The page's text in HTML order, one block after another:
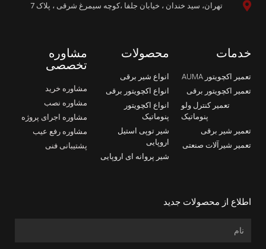
تهران، سید خندان ، خیابان جلفا ،کوچه سیمرغ شرقی ، پلاک 7
خدمات
تعمیر اکچویتور AUMA
تعمیر اکچویتور برقی
تعمیر کنترل ولو
پنوماتیک
تعمیر شیر برقی
تعمیر شیرآلات صنعتی
محصولات
انواع شیر برقی
انواع اکچویتور برقی
انواع اکچویتور
پنوماتیک
شیر توپی استیل
اروپایی
شیر پروانه ای اروپایی
مشاوره
تخصصی
مشاوره خرید
مشاوره نصب
مشاوره اجرای پروژه
مشاوره رفع عیب
پشتیبانی فنی
اطلاع از محصولات جدید